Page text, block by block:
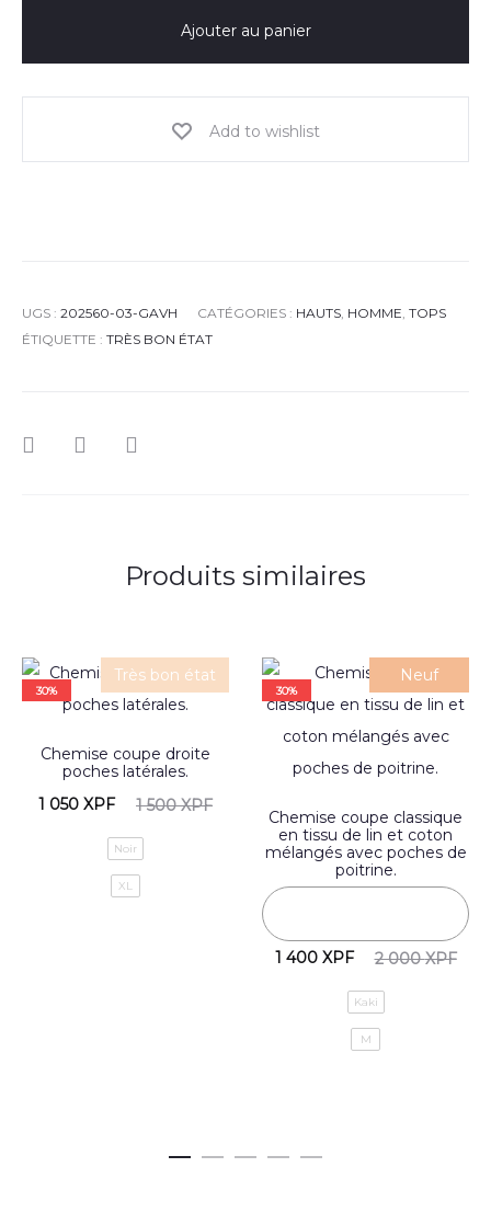
Ajouter au panier
Add to wishlist
UGS : 202560-03-GAVH CATÉGORIES : HAUTS, HOMME, TOPS
ÉTIQUETTE : TRÈS BON ÉTAT
Produits similaires
Très bon état
30%
Chemise coupe droite
poches latérales.
1 500XPF
1 050 XPF
Noir
XL
Neuf
30%
Chemise coupe classique
en tissu de lin et coton
mélangés avec poches de
poitrine.
2 000XPF
1 400 XPF
Kaki
M